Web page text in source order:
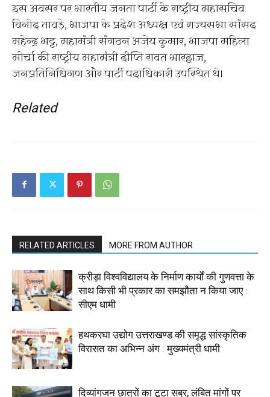
इस अवसर पर भारतीय जनता पार्टी के राष्ट्रीय महासचिव
विनोद तावड़े, भाजपा के प्रदेश अध्यक्ष एवं राज्यसभा सांसद
महेन्द्र भट्ट, महामंत्री संगठन अजेय कुमार, भाजपा महिला
मोर्चा की राष्ट्रीय महामंत्री दीप्ति रावत भारद्वाज,
जनप्रतिनिधिगण और पार्टी पदाधिकारी उपस्थित थे।
Related
RELATED ARTICLES MORE FROM AUTHOR
क्रीड़ा विश्वविद्यालय के निर्माण कार्यों की गुणवत्ता के
साथ किसी भी प्रकार का समझौता न किया जाए :
सीएम धामी
हथकरघा उद्योग उत्तराखण्ड की समृद्ध सांस्कृतिक
विरासत का अभिन्न अंग : मुख्यमंत्री धामी
दिव्यांगजन छात्रों का टूटा सब्र, लंबित मांगों पर